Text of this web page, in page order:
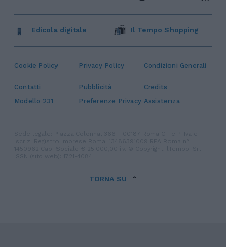
Cookie Policy Privacy Policy Condizioni Generali
Contatti Pubblicità
Credits
Modello 231
Preferenze Privacy Assistenza
Edicola digitale Il Tempo Shopping
TORNA SU